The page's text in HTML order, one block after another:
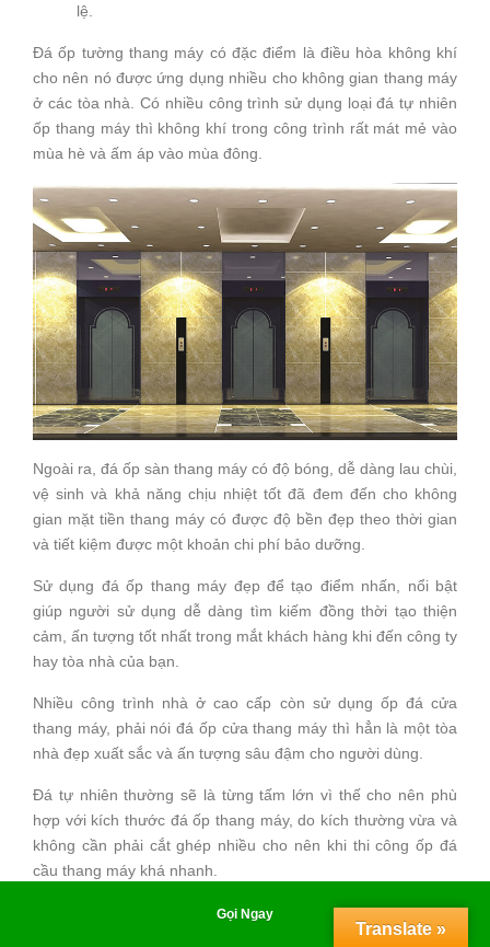
lệ.
Đá ốp tường thang máy có đặc điểm là điều hòa không khí
cho nên nó được ứng dụng nhiều cho không gian thang máy
ở các tòa nhà. Có nhiều công trình sử dụng loại đá tự nhiên
ốp thang máy thì không khí trong công trình rất mát mẻ vào
mùa hè và ấm áp vào mùa đông.
Ngoài ra, đá ốp sàn thang máy có độ bóng, dễ dàng lau chùi,
vệ sinh và khả năng chịu nhiệt tốt đã đem đến cho không
gian mặt tiền thang máy có được độ bền đẹp theo thời gian
và tiết kiệm được một khoản chi phí bảo dưỡng.
Sử dụng đá ốp thang máy đẹp để tạo điểm nhấn, nổi bật
giúp người sử dụng dễ dàng tìm kiếm đồng thời tạo thiện
cảm, ấn tượng tốt nhất trong mắt khách hàng khi đến công ty
hay tòa nhà của bạn.
Nhiều công trình nhà ở cao cấp còn sử dụng ốp đá cửa
thang máy, phải nói đá ốp cửa thang máy thì hẳn là một tòa
nhà đẹp xuất sắc và ấn tượng sâu đậm cho người dùng.
Đá tự nhiên thường sẽ là từng tấm lớn vì thế cho nên phù
hợp với kích thước đá ốp thang máy, do kích thường vừa và
không cần phải cắt ghép nhiều cho nên khi thi công ốp đá
cầu thang máy khá nhanh.
Quy trình ốp đá thang máy tại Namstone
Translate »
Gọi Ngay